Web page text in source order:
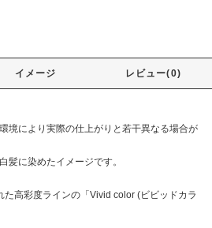
イメージ レビュー(0)
境により実際の仕上がりと若干異なる場合が
に染めたイメージです。
高彩度ラインの「Vivid color (ビビッドカラ